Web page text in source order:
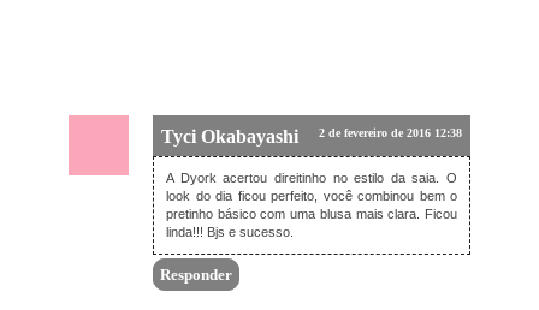
Tyci Okabayashi 2 de fevereiro de 2016 12:38
A Dyork acertou direitinho no estilo da saia. O
look do dia ficou perfeito, você combinou bem o
pretinho básico com uma blusa mais clara. Ficou
linda!!! Bjs e sucesso.
Responder